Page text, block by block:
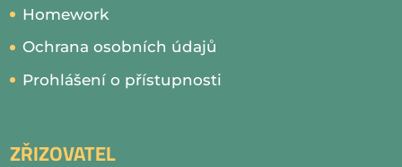
Homework
Ochrana osobních údajů
Prohlášení o přístupnosti
ZŘIZOVATEL